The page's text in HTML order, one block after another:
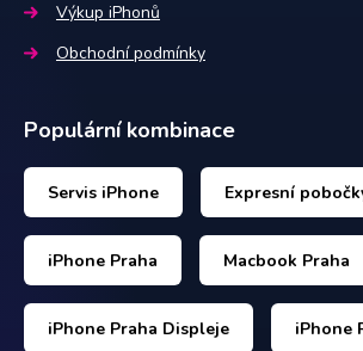
Výkup iPhonů
Obchodní podmínky
Populární kombinace
Servis iPhone Expresní
iPhone Praha Macbook Praha
iPhone Praha Displeje iPhone